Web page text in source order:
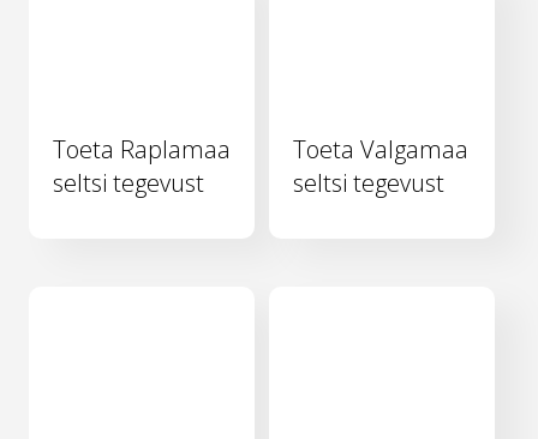
Toeta Raplamaa
seltsi tegevust
Toeta Valgamaa
seltsi tegevust